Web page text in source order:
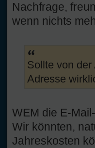
Nachfrage,
wenn nichts
Sollte von
Adresse
WEM die E-
Wir könnten,
Jahreskosten